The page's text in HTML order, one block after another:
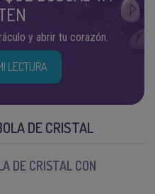
y abrir tu corazón.
LECTURA
DE CRISTAL
DE CRISTAL CON